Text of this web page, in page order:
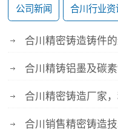
公司新闻 合川行业资
合川精密铸造铸件
合川精密铸造厂家